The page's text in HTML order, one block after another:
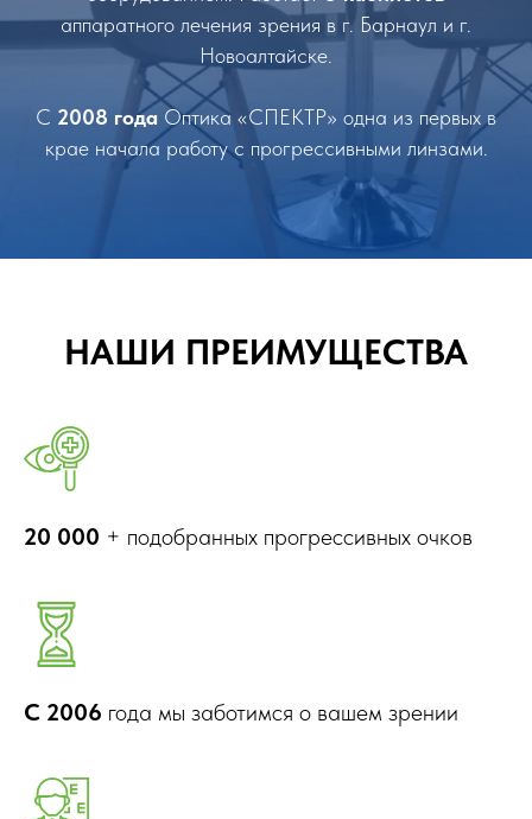
аппаратного лечения зрения в г. Барнаул и г.
Новоалтайске.
С 2008 года Оптика «СПЕКТР» одна из первых в
крае начала работу с прогрессивными линзами.
НАШИ ПРЕИМУЩЕСТВА
20 000 + подобранных прогрессивных очков
С 2006 года мы заботимся о вашем зрении